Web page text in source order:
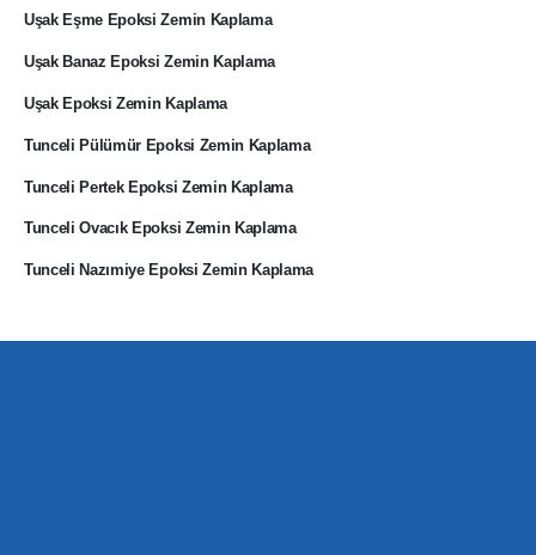
Uşak Eşme Epoksi Zemin Kaplama
Uşak Banaz Epoksi Zemin Kaplama
Uşak Epoksi Zemin Kaplama
Tunceli Pülümür Epoksi Zemin Kaplama
Tunceli Pertek Epoksi Zemin Kaplama
Tunceli Ovacık Epoksi Zemin Kaplama
Tunceli Nazımiye Epoksi Zemin Kaplama